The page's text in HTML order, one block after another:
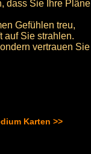
dass Sie Ihre Pläne
Gefühlen treu,
auf Sie strahlen.
vertrauen Sie
Karten >>